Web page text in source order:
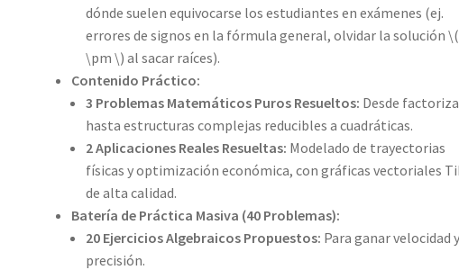
dónde suelen equivocarse los estudiantes en exámenes (ej.
errores de signos en la fórmula general, olvidar la solución \(
\pm \) al sacar raíces).
Contenido Práctico:
3 Problemas Matemáticos Puros Resueltos: Desde
hasta estructuras complejas reducibles a cuadráticas.
2 Aplicaciones Reales Resueltas: Modelado de trayectorias
físicas y optimización económica, con gráficas vectoriales
de alta calidad.
Batería de Práctica Masiva (40 Problemas):
20 Ejercicios Algebraicos Propuestos: Para ganar velocidad y
precisión.